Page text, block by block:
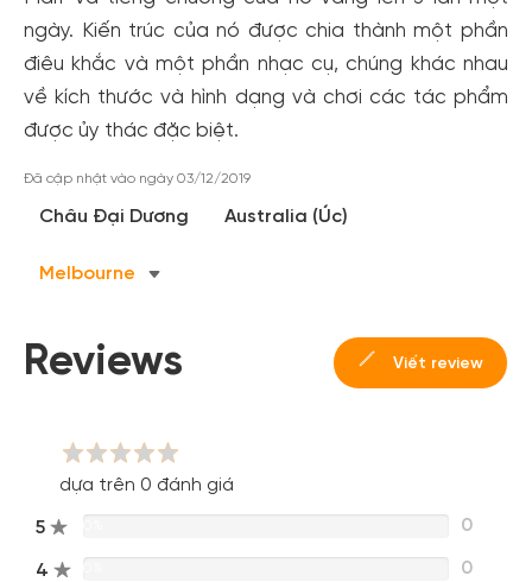
ngày. Kiến trúc của nó được chia thành một phần
điêu khắc và một phần nhạc cụ, chúng khác nhau
về kích thước và hình dạng và chơi các tác phẩm
được ủy thác đặc biệt.
Đã cập nhật vào ngày 03/12/2019
Châu Đại Dương Australia (Úc)
Melbourne
Reviews Viết review
dựa trên 0 đánh giá
5 0
4 0
Tạo tài khoản nhanh - nhận nhiều ưu
đãi!
dành cho thành viên đến từ các đối tác của Gody.vn dành
Hoặc đăng nhập bằng